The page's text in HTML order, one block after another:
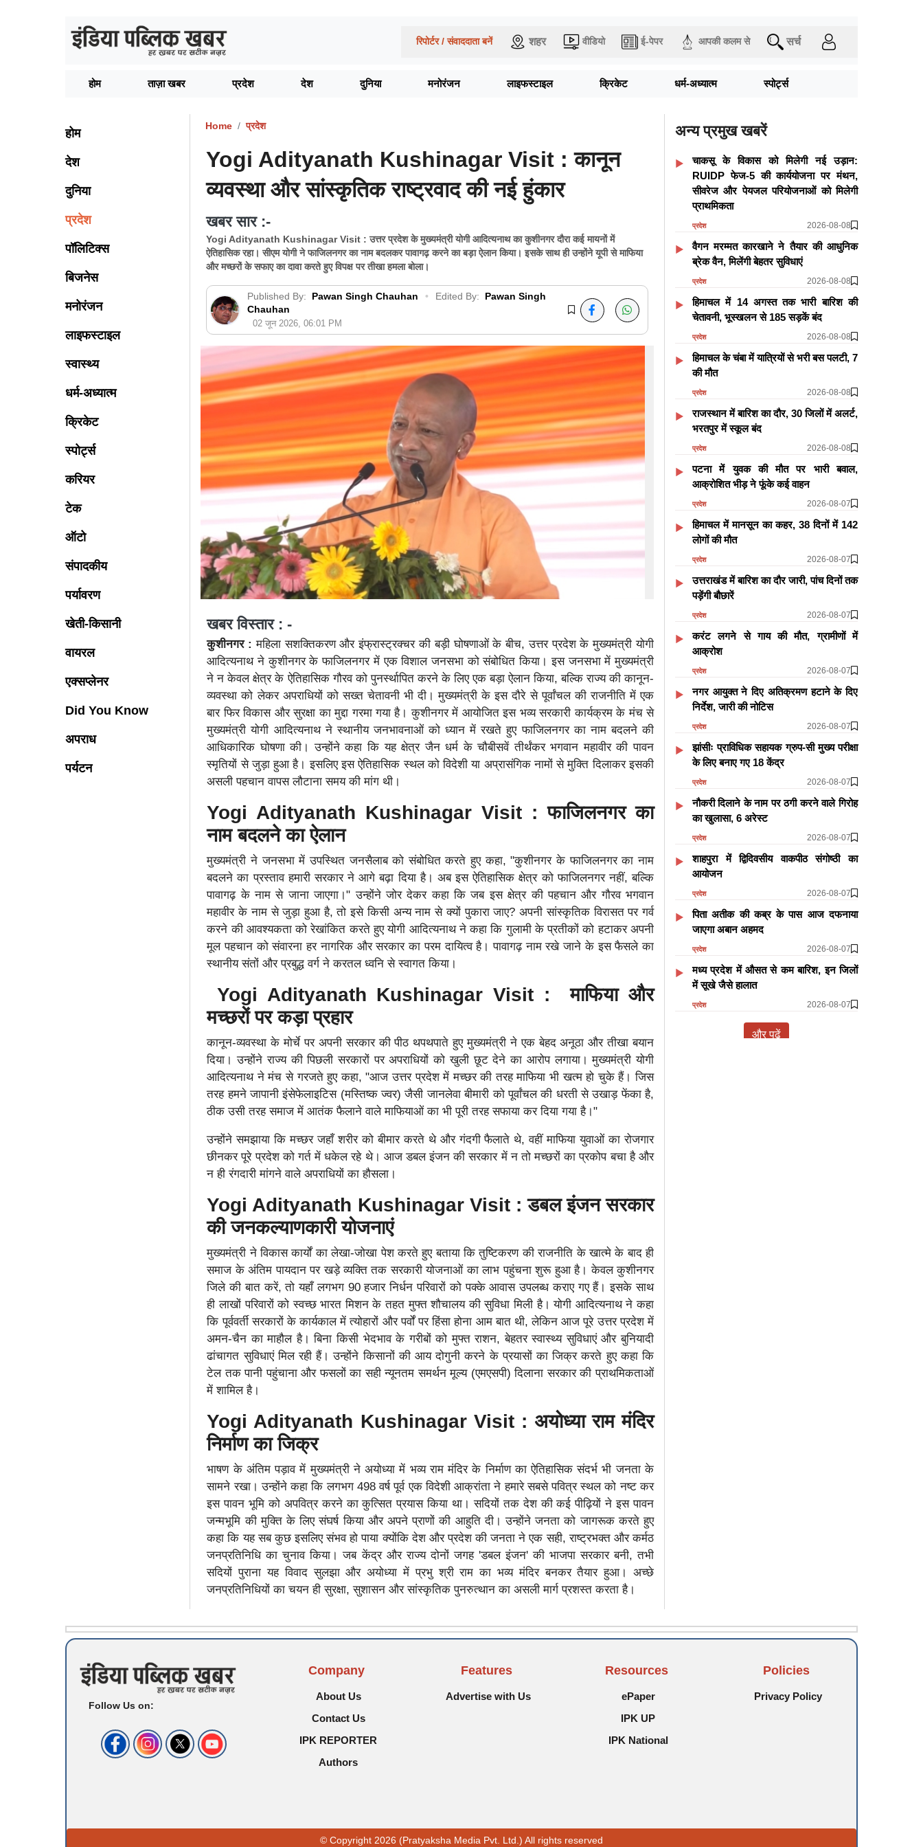
रिपोर्टर / संवाददाता बनें शहर वीडियो ई-पेपर आपकी कलम से सर्च
होम ताज़ा खबर प्रदेश देश दुनिया मनोरंजन लाइफस्टाइल क्रिकेट धर्म-अध्यात्म स्पोर्ट्स
होम
देश
दुनिया
प्रदेश
पॉलिटिक्स
बिजनेस
मनोरंजन
लाइफस्टाइल
स्वास्थ्य
धर्म-अध्यात्म
क्रिकेट
स्पोर्ट्स
करियर
टेक
ऑटो
संपादकीय
पर्यावरण
खेती-किसानी
वायरल
एक्सप्लेनर
Did You Know
अपराध
पर्यटन
Home प्रदेश
Yogi Adityanath Kushinagar Visit : कानून
व्यवस्था और सांस्कृतिक राष्ट्रवाद की नई हुंकार
खबर सार :-
Yogi Adityanath Kushinagar Visit : उत्तर प्रदेश के मुख्यमंत्री योगी आदित्यनाथ का कुशीनगर दौरा कई मायनों में
ऐतिहासिक रहा। सीएम योगी ने फाजिलनगर का नाम बदलकर पावागढ़ करने का बड़ा ऐलान किया। इसके साथ ही उन्होंने यूपी से माफिया
और मच्छरों के सफाए का दावा करते हुए विपक्ष पर तीखा हमला बोला।
Published By: Pawan Singh Chauhan • Edited By:
Pawan Singh
Chauhan
02 जून 2026, 06:01 PM
खबर विस्तार : -
कुशीनगर : महिला सशक्तिकरण और इंफ्रास्ट्रक्चर की बड़ी घोषणाओं के बीच, उत्तर प्रदेश के मुख्यमंत्री योगी
आदित्यनाथ ने कुशीनगर के फाजिलनगर में एक विशाल जनसभा को संबोधित किया। इस जनसभा में मुख्यमंत्री
ने न केवल क्षेत्र के ऐतिहासिक गौरव को पुनर्स्थापित करने के लिए एक बड़ा ऐलान किया, बल्कि राज्य की कानून-
व्यवस्था को लेकर अपराधियों को सख्त चेतावनी भी दी। मुख्यमंत्री के इस दौरे से पूर्वांचल की राजनीति में एक
बार फिर विकास और सुरक्षा का मुद्दा गरमा गया है। कुशीनगर में आयोजित इस भव्य सरकारी कार्यक्रम के मंच से
मुख्यमंत्री योगी आदित्यनाथ ने स्थानीय जनभावनाओं को ध्यान में रखते हुए फाजिलनगर का नाम बदलने की
आधिकारिक घोषणा की। उन्होंने कहा कि यह क्षेत्र जैन धर्म के चौबीसवें तीर्थंकर भगवान महावीर की पावन
स्मृतियों से जुड़ा हुआ है। इसलिए इस ऐतिहासिक स्थल को विदेशी या अप्रासंगिक नामों से मुक्ति दिलाकर इसकी
असली पहचान वापस लौटाना समय की मांग थी।
Yogi Adityanath Kushinagar Visit : फाजिलनगर का
नाम बदलने का ऐलान
मुख्यमंत्री ने जनसभा में उपस्थित जनसैलाब को संबोधित करते हुए कहा, "कुशीनगर के फाजिलनगर का नाम
बदलने का प्रस्ताव हमारी सरकार ने आगे बढ़ा दिया है। अब इस ऐतिहासिक क्षेत्र को फाजिलनगर नहीं, बल्कि
पावागढ़ के नाम से जाना जाएगा।" उन्होंने जोर देकर कहा कि जब इस क्षेत्र की पहचान और गौरव भगवान
महावीर के नाम से जुड़ा हुआ है, तो इसे किसी अन्य नाम से क्यों पुकारा जाए? अपनी सांस्कृतिक विरासत पर गर्व
करने की आवश्यकता को रेखांकित करते हुए योगी आदित्यनाथ ने कहा कि गुलामी के प्रतीकों को हटाकर अपनी
मूल पहचान को संवारना हर नागरिक और सरकार का परम दायित्व है। पावागढ़ नाम रखे जाने के इस फैसले का
स्थानीय संतों और प्रबुद्ध वर्ग ने करतल ध्वनि से स्वागत किया।
Yogi Adityanath Kushinagar Visit : माफिया और
मच्छरों पर कड़ा प्रहार
कानून-व्यवस्था के मोर्चे पर अपनी सरकार की पीठ थपथपाते हुए मुख्यमंत्री ने एक बेहद अनूठा और तीखा बयान
दिया। उन्होंने राज्य की पिछली सरकारों पर अपराधियों को खुली छूट देने का आरोप लगाया। मुख्यमंत्री योगी
आदित्यनाथ ने मंच से गरजते हुए कहा, "आज उत्तर प्रदेश में मच्छर की तरह माफिया भी खत्म हो चुके हैं। जिस
तरह हमने जापानी इंसेफेलाइटिस (मस्तिष्क ज्वर) जैसी जानलेवा बीमारी को पूर्वांचल की धरती से उखाड़ फेंका है,
ठीक उसी तरह समाज में आतंक फैलाने वाले माफियाओं का भी पूरी तरह सफाया कर दिया गया है।"
उन्होंने समझाया कि मच्छर जहाँ शरीर को बीमार करते थे और गंदगी फैलाते थे, वहीं माफिया युवाओं का रोजगार
छीनकर पूरे प्रदेश को गर्त में धकेल रहे थे। आज डबल इंजन की सरकार में न तो मच्छरों का प्रकोप बचा है और
न ही रंगदारी मांगने वाले अपराधियों का हौसला।
Yogi Adityanath Kushinagar Visit : डबल इंजन सरकार
की जनकल्याणकारी योजनाएं
मुख्यमंत्री ने विकास कार्यों का लेखा-जोखा पेश करते हुए बताया कि तुष्टिकरण की राजनीति के खात्मे के बाद ही
समाज के अंतिम पायदान पर खड़े व्यक्ति तक सरकारी योजनाओं का लाभ पहुंचना शुरू हुआ है। केवल कुशीनगर
जिले की बात करें, तो यहाँ लगभग 90 हजार निर्धन परिवारों को पक्के आवास उपलब्ध कराए गए हैं। इसके साथ
ही लाखों परिवारों को स्वच्छ भारत मिशन के तहत मुफ्त शौचालय की सुविधा मिली है। योगी आदित्यनाथ ने कहा
कि पूर्ववर्ती सरकारों के कार्यकाल में त्योहारों और पर्वों पर हिंसा होना आम बात थी, लेकिन आज पूरे उत्तर प्रदेश में
अमन-चैन का माहौल है। बिना किसी भेदभाव के गरीबों को मुफ्त राशन, बेहतर स्वास्थ्य सुविधाएं और बुनियादी
ढांचागत सुविधाएं मिल रही हैं। उन्होंने किसानों की आय दोगुनी करने के प्रयासों का जिक्र करते हुए कहा कि
टेल तक पानी पहुंचाना और फसलों का सही न्यूनतम समर्थन मूल्य (एमएसपी) दिलाना सरकार की प्राथमिकताओं
में शामिल है।
Yogi Adityanath Kushinagar Visit : अयोध्या राम मंदिर
निर्माण का जिक्र
भाषण के अंतिम पड़ाव में मुख्यमंत्री ने अयोध्या में भव्य राम मंदिर के निर्माण का ऐतिहासिक संदर्भ भी जनता के
सामने रखा। उन्होंने कहा कि लगभग 498 वर्ष पूर्व एक विदेशी आक्रांता ने हमारे सबसे पवित्र स्थल को नष्ट कर
इस पावन भूमि को अपवित्र करने का कुत्सित प्रयास किया था। सदियों तक देश की कई पीढ़ियों ने इस पावन
जन्मभूमि की मुक्ति के लिए संघर्ष किया और अपने प्राणों की आहुति दी। उन्होंने जनता को जागरूक करते हुए
कहा कि यह सब कुछ इसलिए संभव हो पाया क्योंकि देश और प्रदेश की जनता ने एक सही, राष्ट्रभक्त और कर्मठ
जनप्रतिनिधि का चुनाव किया। जब केंद्र और राज्य दोनों जगह 'डबल इंजन' की भाजपा सरकार बनी, तभी
सदियों पुराना यह विवाद सुलझा और अयोध्या में प्रभु श्री राम का भव्य मंदिर बनकर तैयार हुआ। अच्छे
जनप्रतिनिधियों का चयन ही सुरक्षा, सुशासन और सांस्कृतिक पुनरुत्थान का असली मार्ग प्रशस्त करता है।
अन्य प्रमुख खबरें
चाकसू के विकास को मिलेगी नई उड़ान:
RUIDP फेज-5 की कार्ययोजना पर मंथन,
सीवरेज और पेयजल परियोजनाओं को मिलेगी
प्राथमिकता
प्रदेश 2026-08-08
वैगन मरम्मत कारखाने ने तैयार की आधुनिक
ब्रेक वैन, मिलेंगी बेहतर सुविधाएं
प्रदेश 2026-08-08
हिमाचल में 14 अगस्त तक भारी बारिश की
चेतावनी, भूस्खलन से 185 सड़कें बंद
प्रदेश 2026-08-08
हिमाचल के चंबा में यात्रियों से भरी बस पलटी, 7
की मौत
प्रदेश 2026-08-08
राजस्थान में बारिश का दौर, 30 जिलों में अलर्ट,
भरतपुर में स्कूल बंद
प्रदेश 2026-08-08
पटना में युवक की मौत पर भारी बवाल,
आक्रोशित भीड़ ने फूंके कई वाहन
प्रदेश 2026-08-07
हिमाचल में मानसून का कहर, 38 दिनों में 142
लोगों की मौत
प्रदेश 2026-08-07
उत्तराखंड में बारिश का दौर जारी, पांच दिनों तक
पड़ेंगी बौछारें
प्रदेश 2026-08-07
करंट लगने से गाय की मौत, ग्रामीणों में
आक्रोश
प्रदेश 2026-08-07
नगर आयुक्त ने दिए अतिक्रमण हटाने के दिए
निर्देश, जारी की नोटिस
प्रदेश 2026-08-07
झांसीः प्राविधिक सहायक ग्रुप-सी मुख्य परीक्षा
के लिए बनाए गए 18 केंद्र
प्रदेश 2026-08-07
नौकरी दिलाने के नाम पर ठगी करने वाले गिरोह
का खुलासा, 6 अरेस्ट
प्रदेश 2026-08-07
शाहपुरा में द्विदिवसीय वाकपीठ संगोष्ठी का
आयोजन
प्रदेश 2026-08-07
पिता अतीक की कब्र के पास आज दफनाया
जाएगा अबान अहमद
प्रदेश 2026-08-07
मध्य प्रदेश में औसत से कम बारिश, इन जिलों
में सूखे जैसे हालात
प्रदेश 2026-08-07
और पढ़ें
Follow Us on:
Company
About Us
Contact Us
IPK REPORTER
Authors
Features
Advertise with Us
Resources
ePaper
IPK UP
IPK National
Policies
Privacy Policy
© Copyright 2026 (Pratyaksha Media Pvt. Ltd.) All rights reserved